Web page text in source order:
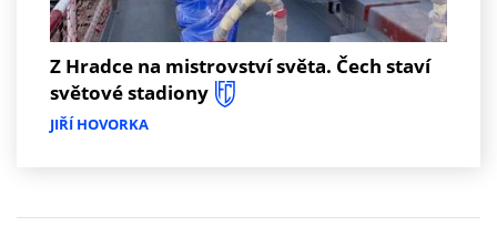
Z Hradce na mistrovství světa. Čech staví
světové stadiony
JIŘÍ HOVORKA